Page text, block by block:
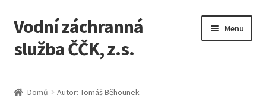
Přeskočit
na
navigaci
Přejít
k
obsahu
Vodní záchranná
služba ČČK, z.s.
Menu
Domů Autor: Tomáš Běhounek